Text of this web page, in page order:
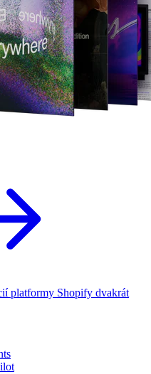
platformy Shopify dvakrát